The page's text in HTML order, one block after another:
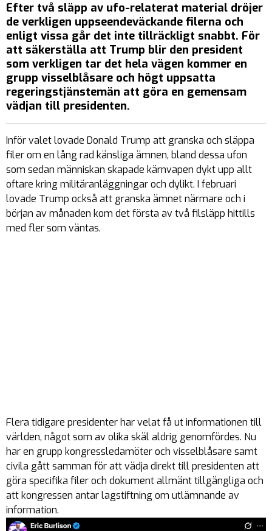
Efter två släpp av ufo-relaterat material dröjer
de verkligen uppseendeväckande filerna och
enligt vissa går det inte tillräckligt snabbt. För
att säkerställa att Trump blir den president
som verkligen tar det hela vägen kommer en
grupp visselblåsare och högt uppsatta
regeringstjänstemän att göra en gemensam
vädjan till presidenten.
Inför valet lovade Donald Trump att granska och släppa
filer om en lång rad känsliga ämnen, bland dessa ufon
som sedan människan skapade kärnvapen dykt upp allt
oftare kring militäranläggningar och dylikt. I februari
lovade Trump också att granska ämnet närmare och i
början av månaden kom det första av två filsläpp hittills
med fler som väntas.
Flera tidigare presidenter har velat få ut informationen till
världen, något som av olika skäl aldrig genomfördes. Nu
har en grupp kongressledamöter och visselblåsare samt
civila gått samman för att vädja direkt till presidenten att
göra specifika filer och dokument allmänt tillgängliga och
att kongressen antar lagstiftning om utlämnande av
information.